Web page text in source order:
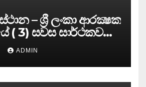
– ශ්‍රී ලංකා ආරක්‍ෂක
( 3) සවස සාර්ථකව
ADMIN